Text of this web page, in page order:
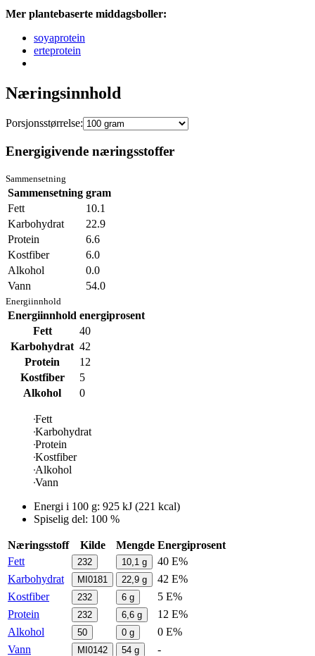
Mer plantebaserte middagsboller:
soyaprotein
erteprotein
Næringsinnhold
Porsjonsstørrelse:
Energigivende næringsstoffer
Sammensetning
Sammensetning gram
Fett
10.1
Karbohydrat
22.9
Protein
6.6
Kostfiber
6.0
Alkohol
0.0
Vann
54.0
Energiinnhold
Energiinnhold energiprosent
Fett
40
Karbohydrat 42
Protein
12
Kostfiber
5
Alkohol
0
Fett
Karbohydrat
Protein
Kostfiber
Alkohol
Vann
Energi i 100 g: 925 kJ (221 kcal)
Spiselig del: 100 %
Næringsstoff Kilde Mengde Energiprosent
Fett
232 10,1 g
40 E%
Karbohydrat
MI0181 22,9 g
42 E%
Kostfiber
232 6 g
5 E%
Protein
232 6,6 g
12 E%
Alkohol
50 0 g
0 E%
Vann
MI0142 54 g -